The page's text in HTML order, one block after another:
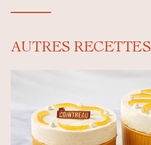
AUTRES RECETTES